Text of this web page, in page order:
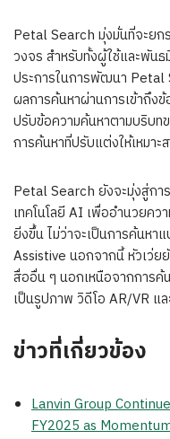
Petal Search มุ่งมั่นที่จะย
วงจร สำหรับทั้งผู้ใช้และพัน
ประการในการพัฒนา Petal
ผลการค้นหาผ่านการเข้าถึง
ปรับข้อความค้นหาตามบริบ
การค้นหาที่ปรับแต่งให้เหมา
Petal Search ยังจะมุ่งสู่กา
เทคโนโลยี AI เพื่ออำนวยคว
ยิ่งขึ้น ไม่ว่าจะเป็นการค้นห
Assistive นอกจากนี้ หัวเว่
สื่ออื่น ๆ นอกเหนือจากการค้
เป็นรูปภาพ วิดีโอ AR/VR แ
ข่าวที่เกี่ยวข้อง
Lanvin Group
FY2025 as